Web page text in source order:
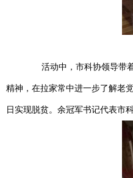
活动中，市科协领导带着
精神，在拉家常中进一步了解老
日实现脱贫。余冠军书记代表市